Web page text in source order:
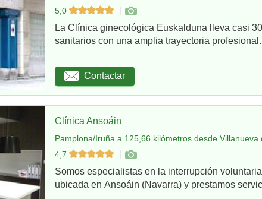
5,0
La Clínica ginecológica Euskalduna lleva casi
sanitarios con una amplia trayectoria
Contactar
Clínica Ansoáin
Pamplona/Iruña a 125,66 kilómetros desde Villanueva
4,7
Somos especialistas en la interrupción
ubicada en Ansoáin (Navarra) y prestamos